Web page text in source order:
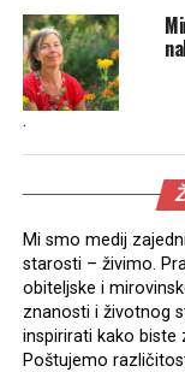
.
Mi smo medij
starosti – živimo.
obiteljske i
znanosti i životnog
inspirirati kako biste
Poštujemo